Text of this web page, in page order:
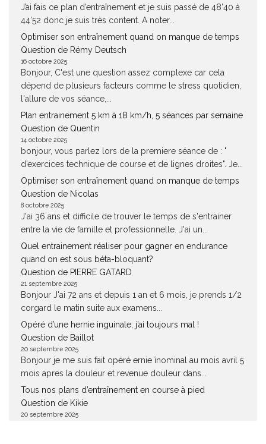
J’ai fais ce plan d’entraînement et je suis passé de 48’40 à
44’52 donc je suis très content. A noter...
Optimiser son entraînement quand on manque de temps
Question de Rémy Deutsch
16 octobre 2025
Bonjour, C'est une question assez complexe car cela
dépend de plusieurs facteurs comme le stress quotidien,
l'allure de vos séance,...
Plan entrainement 5 km à 18 km/h, 5 séances par semaine
Question de Quentin
14 octobre 2025
bonjour, vous parlez lors de la premiere séance de : "
d’exercices technique de course et de lignes droites". Je...
Optimiser son entraînement quand on manque de temps
Question de Nicolas
8 octobre 2025
J'ai 36 ans et difficile de trouver le temps de s'entrainer
entre la vie de famille et professionnelle. J'ai un...
Quel entrainement réaliser pour gagner en endurance
quand on est sous béta-bloquant?
Question de PIERRE GATARD
21 septembre 2025
Bonjour J'ai 72 ans et depuis 1 an et 6 mois, je prends 1/2
corgard le matin suite aux examens...
Opéré d’une hernie inguinale, j’ai toujours mal !
Question de Baillot
20 septembre 2025
Bonjour je me suis fait opéré ernie înominal au mois avril 5
mois apres la douleur et revenue douleur dans...
Tous nos plans d’entraînement en course à pied
Question de Kikie
20 septembre 2025